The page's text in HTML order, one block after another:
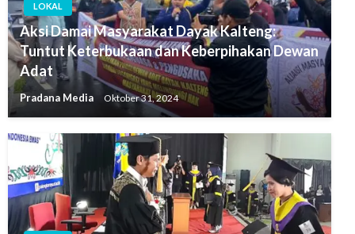
LOKAL
Aksi Damai Masyarakat Dayak Kalteng:
Tuntut Keterbukaan dan Keberpihakan Dewan
Adat
Pradana Media Oktober 31, 2024